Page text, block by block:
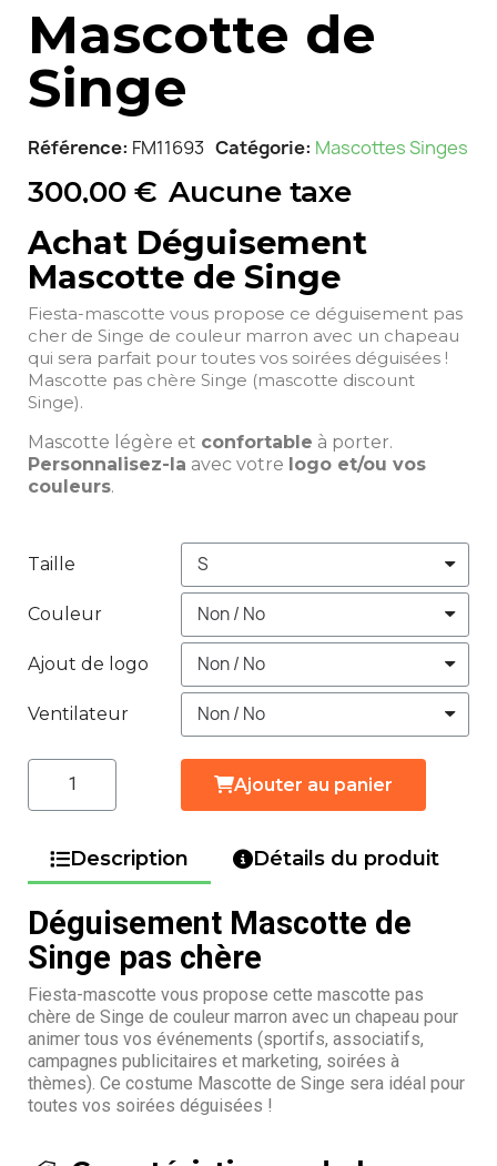
Mascotte de
Singe
Référence FM11693 Catégorie Mascottes Singes
300,00 € Aucune taxe
Achat Déguisement
Mascotte de Singe
Fiesta-mascotte vous propose ce déguisement pas
cher de Singe de couleur marron avec un chapeau
qui sera parfait pour toutes vos soirées déguisées !
Mascotte pas chère Singe (mascotte discount
Singe).
Mascotte légère et confortable à porter.
Personnalisez-la avec votre logo et/ou vos
couleurs.
Taille
Couleur
Ajout de logo
Ventilateur
Ajouter au panier
Description Détails du produit
Déguisement Mascotte de
Singe pas chère
Fiesta-mascotte vous propose cette mascotte pas
chère de Singe de couleur marron avec un chapeau pour
animer tous vos événements (sportifs, associatifs,
campagnes publicitaires et marketing, soirées à
thèmes). Ce costume Mascotte de Singe sera idéal pour
toutes vos soirées déguisées !